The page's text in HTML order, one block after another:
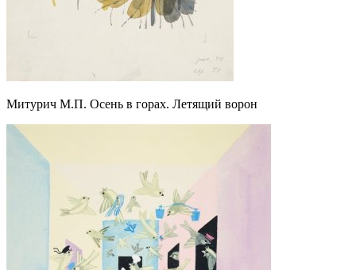
Митурич М.П. Осень в горах. Летящий ворон